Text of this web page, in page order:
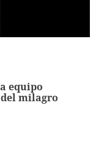
equipo
milagro